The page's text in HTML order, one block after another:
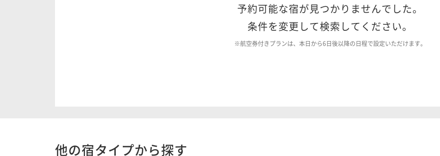
予約可能な宿が見つかりませんでした。
条件を変更して検索してください。
※航空券付きプランは、本日から6日後以降の日程で設定いただけます。
他の宿タイプから探す